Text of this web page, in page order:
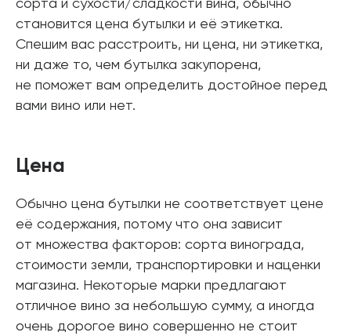
сорта и сухости/сладкости вина, обычно
становится цена бутылки и её этикетка.
Спешим вас расстроить, ни цена, ни этикетка,
ни даже то, чем бутылка закупорена,
не поможет вам определить достойное перед
вами вино или нет.
Цена
Обычно цена бутылки не соответствует цене
её содержания, потому что она зависит
от множества факторов: сорта винограда,
стоимости земли, транспортировки и наценки
магазина. Некоторые марки предлагают
отличное вино за небольшую сумму, а иногда
очень дорогое вино совершенно не стоит